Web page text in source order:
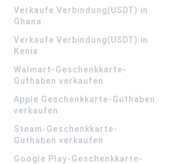
Verkaufe Verbindung(USDT) in
Ghana
Verkaufe Verbindung(USDT) in
Kenia
Walmart-Geschenkkarte-
Guthaben verkaufen
Apple Geschenkkarte-Guthaben
verkaufen
Steam-Geschenkkarte-
Guthaben verkaufen
Google Play-Geschenkkarte-